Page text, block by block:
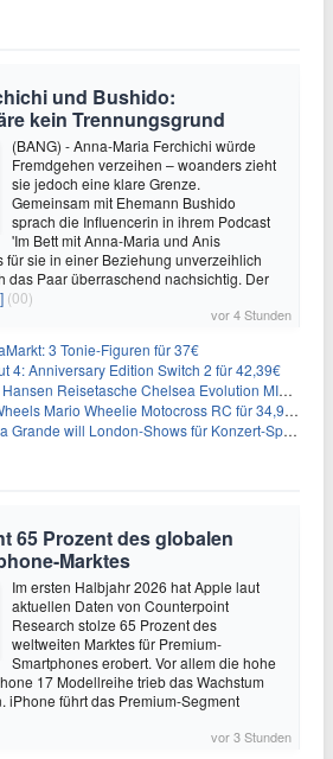
und Bushido:
kein Trennungsgrund
(BANG) - Anna-Maria Ferchichi würde
Fremdgehen verzeihen – woanders zieht
sie jedoch eine klare Grenze.
Gemeinsam mit Ehemann Bushido
sprach die Influencerin in ihrem Podcast
'Im Bett mit Anna-Maria und Anis
für sie in einer Beziehung unverzeihlich
das Paar überraschend nachsichtig. Der
(00)
vor 4 Stunden
3 Tonie-Figuren für 37€
4: Anniversary Edition Switch 2 für 42,39€
Reisetasche Chelsea Evolution MID 54L für 29,99€
Mario Wheelie Motocross RC für 34,99€
will London-Shows für Konzert-Special filmen
65 Prozent des globalen
Marktes
Im ersten Halbjahr 2026 hat Apple laut
aktuellen Daten von Counterpoint
Research stolze 65 Prozent des
weltweiten Marktes für Premium-
Smartphones erobert. Vor allem die hohe
17 Modellreihe trieb das Wachstum
iPhone führt das Premium-Segment
vor 3 Stunden